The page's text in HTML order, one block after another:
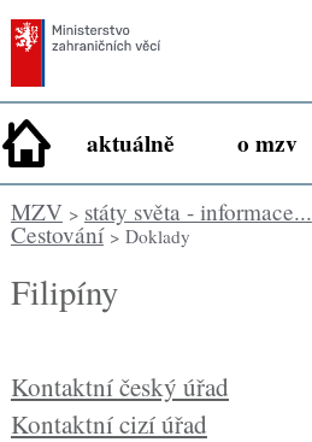
aktuálně o mzv
MZV> státy světa - informace...
Cestování> Doklady
Filipíny
Kontaktní český úřad
Kontaktní cizí úřad